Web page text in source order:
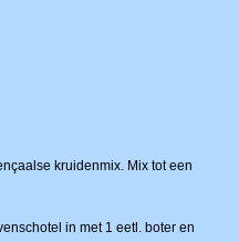
kruidenmix. Mix tot een
in met 1 eetl. boter en